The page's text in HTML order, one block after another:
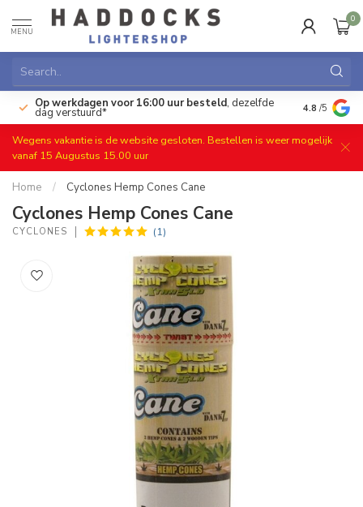
MENU
0
Op werkdagen voor 16:00 uur besteld, dezelfde
dag verstuurd* Gratis
4.8 /5
Wegens vakantie is de website gesloten. Bestellen is weer mogelijk
vanaf 15 Augustus 15.00 uur
Home / Cyclones Hemp Cones Cane
Cyclones Hemp Cones Cane
CYCLONES (1)